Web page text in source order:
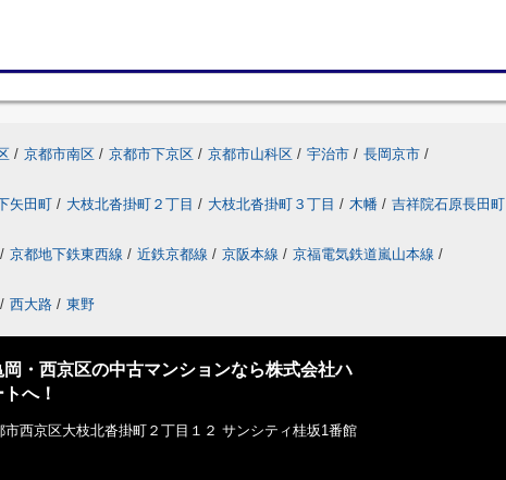
/ 京都市南区 / 京都市下京区 / 京都市山科区 / 宇治市 / 長岡京市 /
矢田町 / 大枝北沓掛町２丁目 / 大枝北沓掛町３丁目 / 木幡 / 吉祥院石原長田町
/ 京都地下鉄東西線 / 近鉄京都線 / 京阪本線 / 京福電気鉄道嵐山本線 /
/ 西大路 / 東野
岡・西京区の中古マンションなら株式会社ハ
へ！
市西京区大枝北沓掛町２丁目１２ サンシティ桂坂1番館